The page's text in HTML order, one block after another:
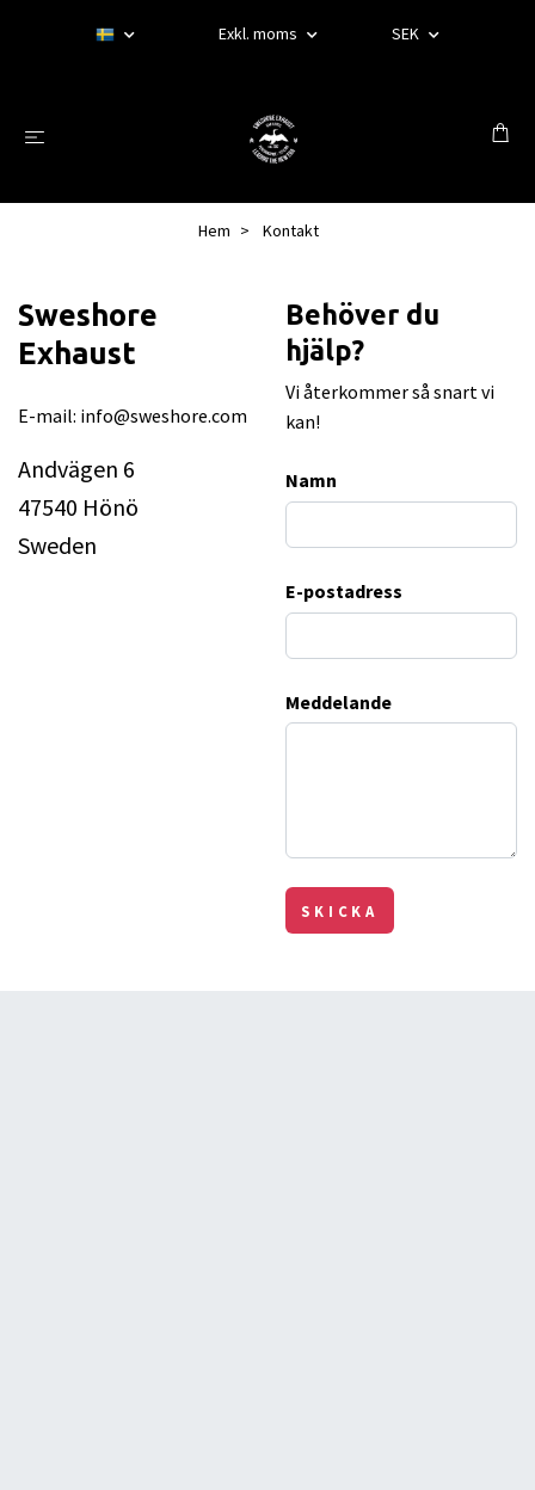
Exkl. moms SEK
Hem Kontakt
Sweshore
Exhaust
E-mail: info@sweshore.com
Andvägen 6
47540 Hönö
Sweden
Behöver du
hjälp?
Vi återkommer så snart vi
kan!
Namn
E-postadress
Meddelande
SKICKA